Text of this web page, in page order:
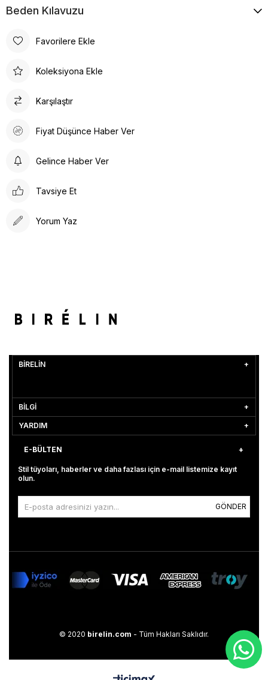
Beden Kılavuzu
Favorilere Ekle
Koleksiyona Ekle
Karşılaştır
Fiyat Düşünce Haber Ver
Gelince Haber Ver
Tavsiye Et
Yorum Yaz
BİRELİN
BİLGİ
YARDIM
E-BÜLTEN
Stil tüyoları, haberler ve daha fazlası için e-mail listemize kayıt
olun.
GÖNDER
© 2020 birelin.com - Tüm Hakları Saklıdır.